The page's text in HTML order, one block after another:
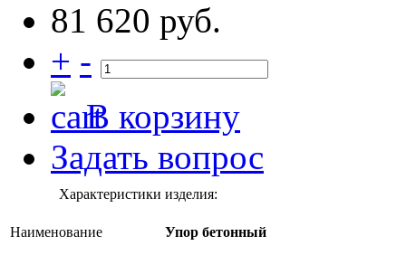
81 620 руб.
+ -
В корзину
Задать вопрос
Характеристики изделия:
Наименование Упор бетонный